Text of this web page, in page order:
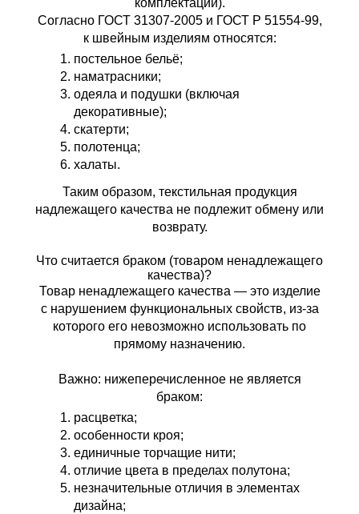
комплектации).
Согласно ГОСТ 31307-2005 и ГОСТ Р 51554-99,
к швейным изделиям относятся:
постельное бельё;
наматрасники;
одеяла и подушки (включая
декоративные);
скатерти;
полотенца;
халаты.
Таким образом, текстильная продукция
надлежащего качества не подлежит обмену или
возврату.
Что считается браком (товаром ненадлежащего
качества)?
Товар ненадлежащего качества — это изделие
с нарушением функциональных свойств, из-за
которого его невозможно использовать по
прямому назначению.
Важно: нижеперечисленное не является
браком:
расцветка;
особенности кроя;
единичные торчащие нити;
отличие цвета в пределах полутона;
незначительные отличия в элементах
дизайна;